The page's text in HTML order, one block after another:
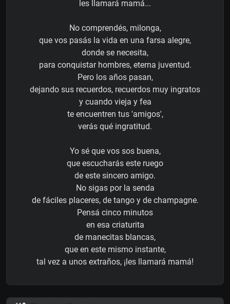
les llamará mamá...
No comprendés, milonga,
que vos pasás la vida en una farsa alegre,
donde se necesita,
para conquistar hombres, eterna juventud.
Pero los años pasan,
dejando sus recuerdos, recuerdos muy ingratos
y cuando vieja y fea
te encuentren tus 'amigos',
verás qué ingratitud.
Yo sé que vos sos buena,
que escucharás este ruego
de este sincero amigo.
No sigas por la senda
de fáciles placeres, de tango y de champagne.
Pensá cinco minutos
en esa criaturita
de manecitas blancas,
que en este mismo instante,
tal vez a unos extraños, ¡les llamará mamá!